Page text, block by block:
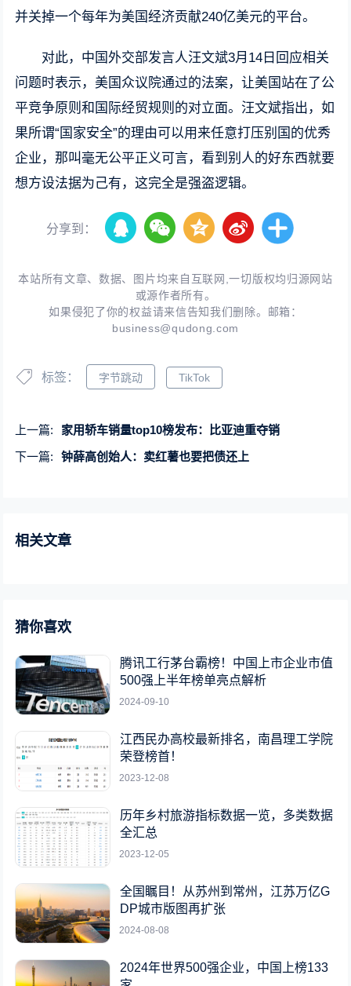
并关掉一个每年为美国经济贡献240亿美元的平台。
对此，中国外交部发言人汪文斌3月14日回应相关
问题时表示，美国众议院通过的法案，让美国站在了公
平竞争原则和国际经贸规则的对立面。汪文斌指出，如
果所谓“国家安全”的理由可以用来任意打压别国的优秀
企业，那叫毫无公平正义可言，看到别人的好东西就要
想方设法据为己有，这完全是强盗逻辑。
分享到：
本站所有文章、数据、图片均来自互联网,一切版权均归源网站
或源作者所有。
如果侵犯了你的权益请来信告知我们删除。邮箱：
business@qudong.com
标签： 字节跳动 TikTok
上一篇:
家用轿车销量top10榜发布：比亚迪重夺销
下一篇:
钟薛高创始人：卖红薯也要把债还上
相关文章
猜你喜欢
腾讯工行茅台霸榜！中国上市企业市值
500强上半年榜单亮点解析
2024-09-10
江西民办高校最新排名，南昌理工学院
荣登榜首！
2023-12-08
历年乡村旅游指标数据一览，多类数据
全汇总
2023-12-05
全国瞩目！从苏州到常州，江苏万亿G
DP城市版图再扩张
2024-08-08
2024年世界500强企业，中国上榜133